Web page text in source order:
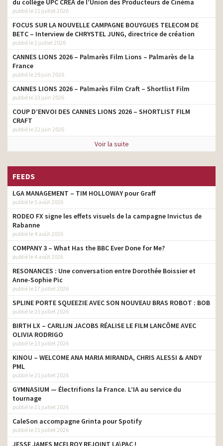
Sofinco – Montgolfière
Sofinco – On ne fait pas
attendre les projets – Le
bus – Wingsuit
directeur de production
Système U – U le
commerce qui profite a
tous
G7 – Taxi directeur de production
du collège UPC CRÉA de l’Union des Producteurs de Cinéma
publié le 21 juillet 2026
FOCUS SUR LA NOUVELLE CAMPAGNE BOUYGUES TELECOM DE
BETC – Interview de CHRYSTEL JUNG, directrice de création
publié le 2 juillet 2026
CANNES LIONS 2026 – Palmarès Film Lions – Palmarès de la
France
publié le 29 juin 2026
CANNES LIONS 2026 – Palmarès Film Craft – Shortlist Film
publié le 23 juin 2026
COUP D’ENVOI DES CANNES LIONS 2026 – SHORTLIST FILM
CRAFT
publié le 22 juin 2026
Voir la suite
FEEDS
LGA MANAGEMENT – TIM HOLLOWAY pour Graff
publié le 5 août 2026
RODEO FX signe les effets visuels de la campagne Invictus de
Rabanne
publié le 4 août 2026
COMPANY 3 – What Has the BBC Ever Done for Me?
publié le 4 août 2026
RESONANCES : Une conversation entre Dorothée Boissier et
Anne-Sophie Pic
publié le 27 juillet 2026
SPLINE PORTE SQUEEZIE AVEC SON NOUVEAU BRAS ROBOT : BOB
publié le 23 juillet 2026
BIRTH LX – CARLIJN JACOBS RÉALISE LE FILM LANCÔME AVEC
OLIVIA RODRIGO
publié le 23 juillet 2026
KINOU – WELCOME ANA MARIA MIRANDA, CHRIS ALESSI & ANDY
PML
publié le 21 juillet 2026
GYMNASIUM — Électrifions la France. L’IA au service du
tournage
publié le 21 juillet 2026
CaleSon accompagne Grinta pour Spotify
publié le 21 juillet 2026
JESSE JAMES MCELROY REJOINT LA\PAC !